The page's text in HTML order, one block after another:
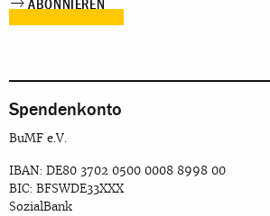
Spendenkonto
BuMF e.V.
IBAN: DE80 3702 0500 0008 8998 00
BIC: BFSWDE33XXX
SozialBank